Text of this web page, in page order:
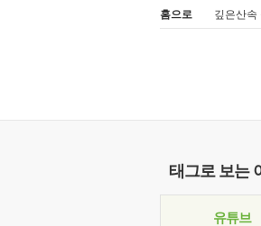
홈으로 깊은산속
태그로 보는
유튜브